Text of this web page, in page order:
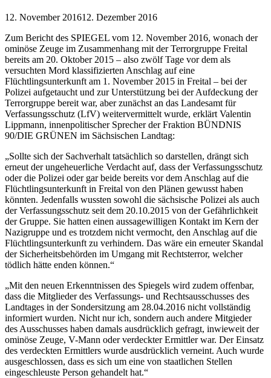
12. November 201612. Dezember 2016
Zum Bericht des SPIEGEL vom 12. November 2016, wonach der
ominöse Zeuge im Zusammenhang mit der Terrorgruppe Freital
bereits am 20. Oktober 2015 – also zwölf Tage vor dem als
versuchten Mord klassifizierten Anschlag auf eine
Flüchtlingsunterkunft am 1. November 2015 in Freital – bei der
Polizei aufgetaucht und zur Unterstützung bei der Aufdeckung der
Terrorgruppe bereit war, aber zunächst an das Landesamt für
Verfassungsschutz (LfV) weitervermittelt wurde, erklärt Valentin
Lippmann, innenpolitischer Sprecher der Fraktion BÜNDNIS
90/DIE GRÜNEN im Sächsischen Landtag:
„Sollte sich der Sachverhalt tatsächlich so darstellen, drängt sich
erneut der ungeheuerliche Verdacht auf, dass der Verfassungsschutz
oder die Polizei oder gar beide bereits vor dem Anschlag auf die
Flüchtlingsunterkunft in Freital von den Plänen gewusst haben
könnten. Jedenfalls wussten sowohl die sächsische Polizei als auch
der Verfassungsschutz seit dem 20.10.2015 von der Gefährlichkeit
der Gruppe. Sie hatten einen aussagewilligen Kontakt im Kern der
Nazigruppe und es trotzdem nicht vermocht, den Anschlag auf die
Flüchtlingsunterkunft zu verhindern. Das wäre ein erneuter Skandal
der Sicherheitsbehörden im Umgang mit Rechtsterror, welcher
tödlich hätte enden können.“
„Mit den neuen Erkenntnissen des Spiegels wird zudem offenbar,
dass die Mitglieder des Verfassungs- und Rechtsausschusses des
Landtages in der Sondersitzung am 28.04.2016 nicht vollständig
informiert wurden. Nicht nur ich, sondern auch andere Mitgieder
des Ausschusses haben damals ausdrücklich gefragt, inwieweit der
ominöse Zeuge, V-Mann oder verdeckter Ermittler war. Der Einsatz
des verdeckten Ermittlers wurde ausdrücklich verneint. Auch wurde
ausgeschlossen, dass es sich um eine von staatlichen Stellen
eingeschleuste Person gehandelt hat.“